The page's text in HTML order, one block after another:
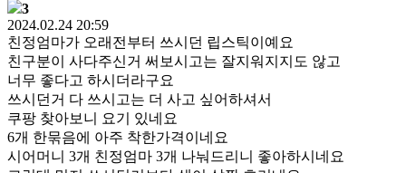
3
2024.02.24 20:59
친정엄마가 오래전부터 쓰시던 립스틱이예요
친구분이 사다주신거 써보시고는 잘지워지지도 않고
너무 좋다고 하시더라구요
쓰시던거 다 쓰시고는 더 사고 싶어하셔서
쿠팡 찾아보니 요기 있네요
6개 한묶음에 아주 착한가격이네요
시어머니 3개 친정엄마 3개 나눠드리니 좋아하시네요